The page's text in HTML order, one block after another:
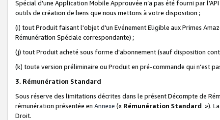
Spécial d'une Application Mobile Approuvée n’a pas été fourni par
outils de création de liens que nous mettons à votre disposition ;
(i) tout Produit faisant l'objet d'un Evénement Eligible aux Primes
Rémunération Spéciale correspondante) ;
(j) tout Produit acheté sous forme d'abonnement (sauf disposition
(k) toute version préliminaire ou Produit en pré-commande qui n’est
3. Rémunération Standard
Sous réserve des limitations décrites dans le présent Décompte de
rémunération présentée en Annexe (« Rémunération Standard »).
Droit.